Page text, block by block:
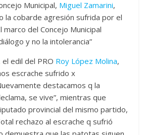
Municipal, Miguel Zamarini,
la cobarde agresión sufrida por el
marco del Concejo Municipal
y no la intolerancia”
edil del PRO Roy López Molina,
escrache sufrido x
destacamos q la
se vive”, mientras que
provincial del mismo partido,
rechazo al escrache q sufrió